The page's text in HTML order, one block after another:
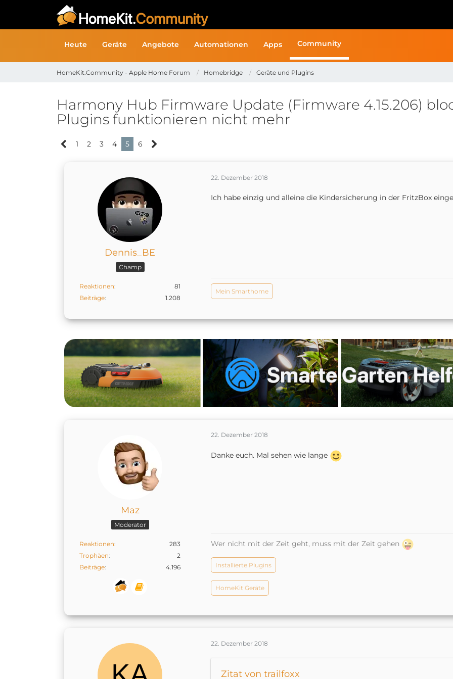
Heute Geräte Angebote Automationen Apps Community
HomeKit.Community - Apple Home Forum Homebridge Geräte und Plugins
Harmony Hub Firmware Update (Firmware 4.15.206)
Plugins funktionieren nicht mehr
1 2 3 4 5 6
Dennis_BE
Champ
Reaktionen
81
Beiträge
1.208
22. Dezember 2018
Ich habe einzig und alleine die Kindersicherung in der FritzBox
Mein Smarthome
Maz
Moderator
Reaktionen
283
Trophäen
2
Beiträge
4.196
22. Dezember 2018
Danke euch. Mal sehen wie lange
Wer nicht mit der Zeit geht, muss mit der Zeit gehen
Installierte Plugins
HomeKit Geräte
22. Dezember 2018
Zitat von trailfoxx